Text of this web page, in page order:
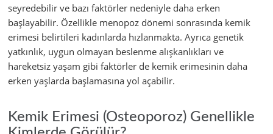
seyredebilir ve bazı faktörler nedeniyle daha erken
başlayabilir. Özellikle menopoz dönemi sonrasında kemik
erimesi belirtileri kadınlarda hızlanmakta. Ayrıca genetik
yatkınlık, uygun olmayan beslenme alışkanlıkları ve
hareketsiz yaşam gibi faktörler de kemik erimesinin daha
erken yaşlarda başlamasına yol açabilir.
Kemik Erimesi (Osteoporoz) Genellikle